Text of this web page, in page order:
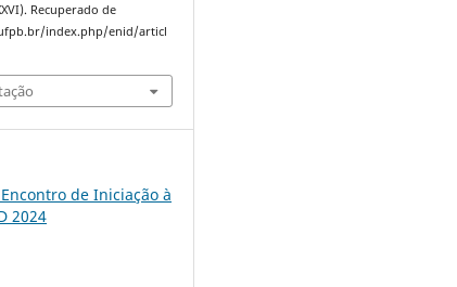
Recuperado de
index.php/enid/articl
de Iniciação à
2024